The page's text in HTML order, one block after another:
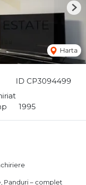
ID CP3094499
1995
Harta
Panduri – complet